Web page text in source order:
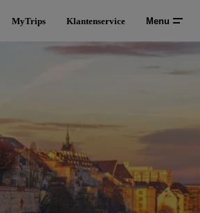
MyTrips Klantenservice Menu